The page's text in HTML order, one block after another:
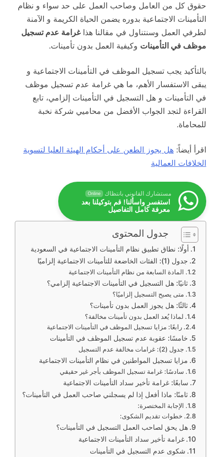
حقوق كل من العامل وصاحب العمل على حد سواء و نظام
التأمينات الاجتماعية بدوره يضمن الحياة الكريمة و الآمنة
لطرفي العمل وسنتناول في مقالنا هذاغرامة عدم تسجيل
موظف في التأمينات وكيفية العمل بدون تأمينات.
بالتأكيد يجب تسجيل الموظف في التأمينات الاجتماعية و
يبقى الاستفسار الأهم، ما هي غرامة عدم تسجيل موظف
في التأمينات و هل التسجيل في التأمينات إلزامي، تابع
القراءة لتجد الجواب الأفضل من محاميي شركة نخبة
للمحاماة.
اقرأ أيضاً: هل يجوز الطعن على أحكام الهيئة العليا لتسوية
الخلافات العمالية
مستشارك القانوني بانتظاك Online
استفسر واسألنا! قم بتوكيلنا بعد
معرفة كامل التفاصيل
جدول المحتوى
أولًا: نطاق تطبيق نظام التأمينات الاجتماعية في السعودية
جدول (1): الفئات الخاضعة للتأمينات الاجتماعية إلزاميًا
المادة السابعة من نظام التأمينات الاجتماعية
ثانيًا: هل التسجيل في التأمينات الاجتماعية إلزامي؟
متى يصبح التسجيل إلزاميًا؟
ثالثًا: هل يجوز العمل بدون تأمينات؟
لماذا يُعد العمل بدون تأمينات مخالفة؟
رابعًا: مزايا تسجيل الموظف في التأمينات الاجتماعية
خامسًا: عقوبة عدم تسجيل الموظف في التأمينات
جدول (2): غرامات مخالفة عدم التسجيل
مزايا تسجيل المواطنين في نظام التأمينات الاجتماعية
سادسًا: غرامة تسجيل الموظف بأجر غير حقيقي
سابعًا: غرامة تأخير سداد التأمينات الاجتماعية
ثامنًا: ماذا أفعل إذا لم يسجلني صاحب العمل في التأمينات؟
الإجابة المختصرة:
خطوات تقديم الشكوى:
هل يحق لصاحب العمل التسجيل في التأمينات؟
غرامة تأخير سداد التأمينات الاجتماعية
شكوى عدم التسجيل في التأمينات